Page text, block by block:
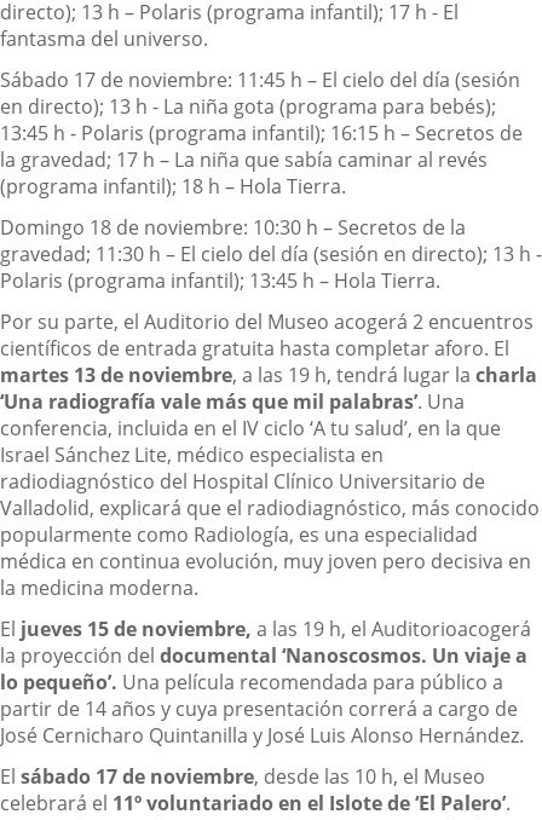
directo); 13 h – Polaris (programa infantil); 17 h - El
fantasma del universo.
Sábado 17 de noviembre: 11:45 h – El cielo del día (sesión
en directo); 13 h - La niña gota (programa para bebés);
13:45 h - Polaris (programa infantil); 16:15 h – Secretos de
la gravedad; 17 h – La niña que sabía caminar al revés
(programa infantil); 18 h – Hola Tierra.
Domingo 18 de noviembre: 10:30 h – Secretos de la
gravedad; 11:30 h – El cielo del día (sesión en directo); 13 h -
Polaris (programa infantil); 13:45 h – Hola Tierra.
Por su parte, el Auditorio del Museo acogerá 2 encuentros
científicos de entrada gratuita hasta completar aforo. El
martes 13 de noviembre, a las 19 h, tendrá lugar la charla
‘Una radiografía vale más que mil palabras’. Una
conferencia, incluida en el IV ciclo ‘A tu salud’, en la que
Israel Sánchez Lite, médico especialista en
radiodiagnóstico del Hospital Clínico Universitario de
Valladolid, explicará que el radiodiagnóstico, más conocido
popularmente como Radiología, es una especialidad
médica en continua evolución, muy joven pero decisiva en
la medicina moderna.
El jueves 15 de noviembre, a las 19 h, el Auditorioacogerá
la proyección del documental ‘Nanoscosmos. Un viaje a
lo pequeño’. Una película recomendada para público a
partir de 14 años y cuya presentación correrá a cargo de
José Cernicharo Quintanilla y José Luis Alonso Hernández.
El sábado 17 de noviembre, desde las 10 h, el Museo
celebrará el 11º voluntariado en el Islote de ‘El Palero’.